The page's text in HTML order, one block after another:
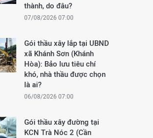
thành, do đâu?
07/08/2026 07:00
Gói thầu xây lắp tại UBND
xã Khánh Sơn (Khánh
Hòa): Bảo lưu tiêu chí
khó, nhà thầu được chọn
là ai?
06/08/2026 07:00
Gói thầu xây đường tại
KCN Trà Nóc 2 (Cần